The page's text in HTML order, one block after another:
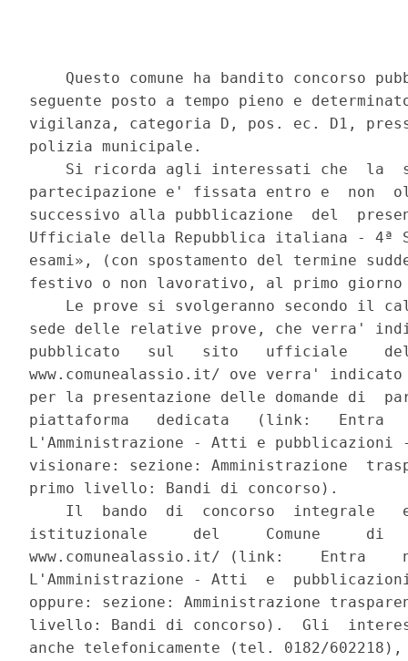
Questo comune ha bandito concorso
seguente posto a tempo pieno e
vigilanza, categoria D, pos. ec. D1,
polizia municipale.
Si ricorda agli interessati che  la
partecipazione e' fissata entro e  non
successivo alla pubblicazione  del
Ufficiale della Repubblica italiana - 4ª
esami», (con spostamento del termine
festivo o non lavorativo, al primo
Le prove si svolgeranno secondo il
sede delle relative prove, che verra'
pubblicato   sul   sito   ufficiale    del
www.comunealassio.it/ ove verra'
per la presentazione delle domande di
piattaforma   dedicata   (link:   Entra
L'Amministrazione - Atti e pubblicazioni
visionare: sezione: Amministrazione
primo livello: Bandi di concorso).
Il  bando  di  concorso  integrale
istituzionale     del     Comune     di
www.comunealassio.it/ (link:    Entra
L'Amministrazione - Atti  e
oppure: sezione: Amministrazione
livello: Bandi di concorso).  Gli
anche telefonicamente (tel. 0182/